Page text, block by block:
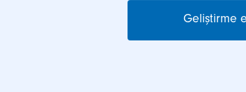
Geliştirme